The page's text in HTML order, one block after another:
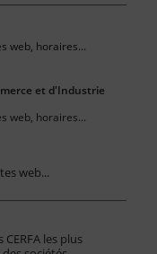
web, horaires...
et d'Industrie
web, horaires...
web...
les plus